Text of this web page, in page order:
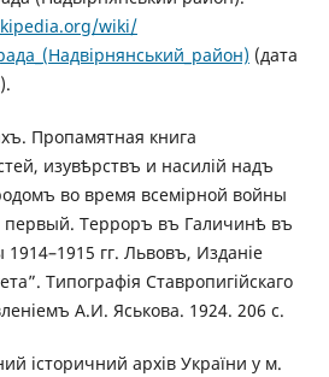
wiki/
(дата
Пропамятная книга
изувѣрствъ и насилій надъ
во время всемірной войны
первый. Терроръ въ Галичинѣ въ
гг. Львовъ, Изданіе
Типографія Ставропигійскаго
А.И. Яськова. 1924. 206 с.
історичний архів України у м.